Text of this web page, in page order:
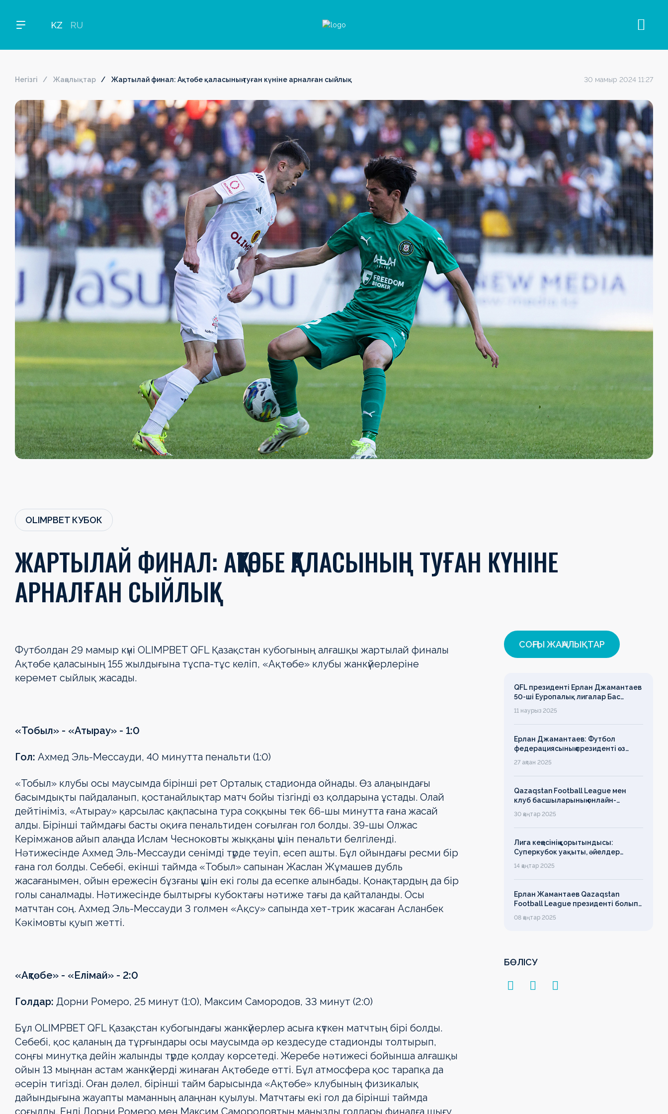
KZ RU
Негізгі Жаңалықтар Жартылай финал: Ақтөбе қаласының туған күніне арналған сыйлық 30 мамыр 2024 11:27
OLIMPBET КУБОК
ЖАРТЫЛАЙ ФИНАЛ: АҚТӨБЕ ҚАЛАСЫНЫҢ ТУҒАН КҮНІНЕ
АРНАЛҒАН СЫЙЛЫҚ
Футболдан 29 мамыр күні ОLIMPBET QFL Қазақстан кубогының алғашқы жартылай финалы
Ақтөбе қаласының 155 жылдығына тұспа-тұс келіп, «Ақтөбе» клубы жанкүйерлеріне
керемет сыйлық жасады.
«Тобыл» - «Атырау» - 1:0
Гол: Ахмед Эль-Мессауди, 40 минутта пенальти (1:0)
«Тобыл» клубы осы маусымда бірінші рет Орталық стадионда ойнады. Өз алаңындағы
басымдықты пайдаланып, қостанайлықтар матч бойы тізгінді өз қолдарына ұстады. Олай
дейтініміз, «Атырау» қарсылас қақпасына тура соққыны тек 66-шы минутта ғана жасай
алды. Бірінші таймдағы басты оқиға пенальтиден соғылған гол болды. 39-шы Олжас
Керімжанов айып алаңда Ислам Чесноковты жыққаны үшін пенальти белгіленді.
Нәтижесінде Ахмед Эль-Мессауди сенімді түрде теуіп, есеп ашты. Бұл ойындағы ресми бір
ғана гол болды. Себебі, екінші таймда «Тобыл» сапынан Жаслан Жұмашев дубль
жасағанымен, ойын ережесін бұзғаны үшін екі голы да есепке алынбады. Қонақтардың да бір
голы саналмады. Нәтижесінде былтырғы кубоктағы нәтиже тағы да қайталанды. Осы
матчтан соң. Ахмед Эль-Мессауди 3 голмен «Ақсу» сапында хет-трик жасаған Асланбек
Кәкімовты қуып жетті.
«Ақтөбе» - «Елімай» - 2:0
Голдар: Дорни Ромеро, 25 минут (1:0), Максим Самородов, 33 минут (2:0)
Бұл ОLIMPBET QFL Қазақстан кубогындағы жанкүйерлер асыға күткен матчтың бірі болды.
Себебі, қос қаланың да тұрғындары осы маусымда әр кездесуде стадионды толтырып,
соңғы минутқа дейін жалынды түрде қолдау көрсетеді. Жеребе нәтижесі бойынша алғашқы
ойын 13 мыңнан астам жанкүйерді жинаған Ақтөбеде өтті. Бұл атмосфера қос тарапқа да
әсерін тигізді. Оған дәлел, бірінші тайм барысында «Ақтөбе» клубының физикалық
дайындығына жауапты маманның алаңнан қуылуы. Матчтағы екі гол да бірінші таймда
СОҢҒЫ ЖАҢАЛЫҚТАР
QFL президенті Ерлан Джамантаев
50-ші Еуропалық лигалар Бас
ассамблеясына қатысты
11 наурыз 2025
Ерлан Джамантаев: Футбол
федерациясының президенті өз
есімін қадірлейтінін айтқан еді,
алайда оның сөзі түкке тұрмайды!
27 ақпан 2025
Qazaqstan Football League мен
клуб басшыларының онлайн-
конференциясының қорытындысы
бойынша баспасөз-релизі
30 қаңтар 2025
Лига кеңесінің қорытындысы:
Суперкубок уақыты, әйелдер
футболының дамуы, легионерлерге
лимит
14 қаңтар 2025
Ерлан Жамантаев Qazaqstan
Football League президенті болып
сайланды
08 қаңтар 2025
БӨЛІСУ